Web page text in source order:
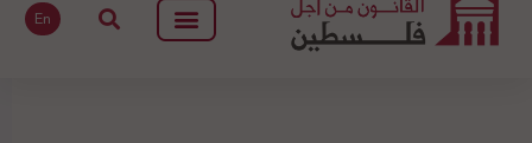
En